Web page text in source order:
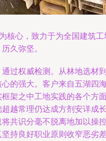
核心，致力于为全国建筑
久弥坚。
过权威检测。从林地选材
的强大。客户来自五湖四
架之中工地实践的各个方
越常理仍达成方剂安详成
共识分毫不脱离地加以操
持良好职业原则收窄恶劣